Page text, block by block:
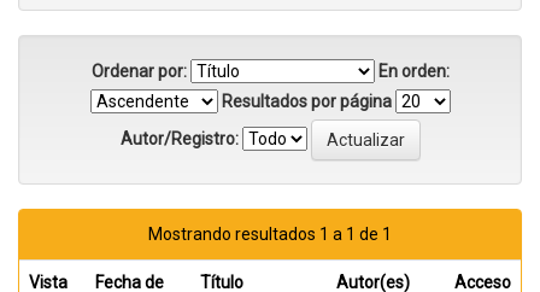
Ordenar por:
En orden:
Resultados por página
Autor/Registro:
Mostrando resultados 1 a 1 de 1
Vista
Fecha de
Título Autor(es) Acceso